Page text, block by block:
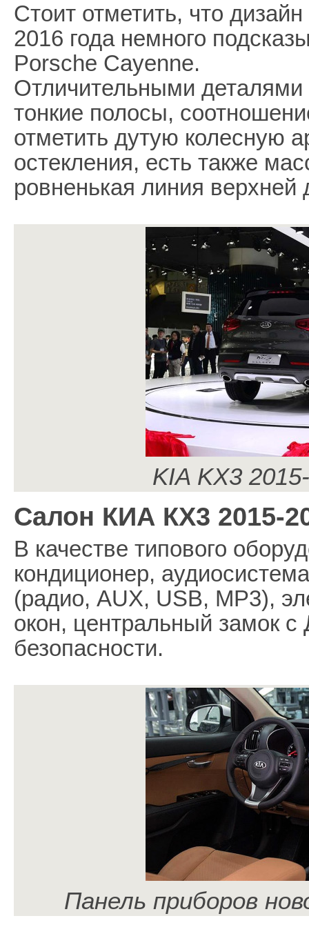
Стоит отметить, что
2016 года немного
Porsche Cayenne.
Отличительными
тонкие полосы,
отметить дутую колесную
остекления, есть также
ровненькая линия верхней
KIA KX3
Салон КИА КХ3 2015-
В качестве типового
кондиционер,
(радио, AUX, USB, MP3),
окон, центральный замок
безопасности.
Панель приборов